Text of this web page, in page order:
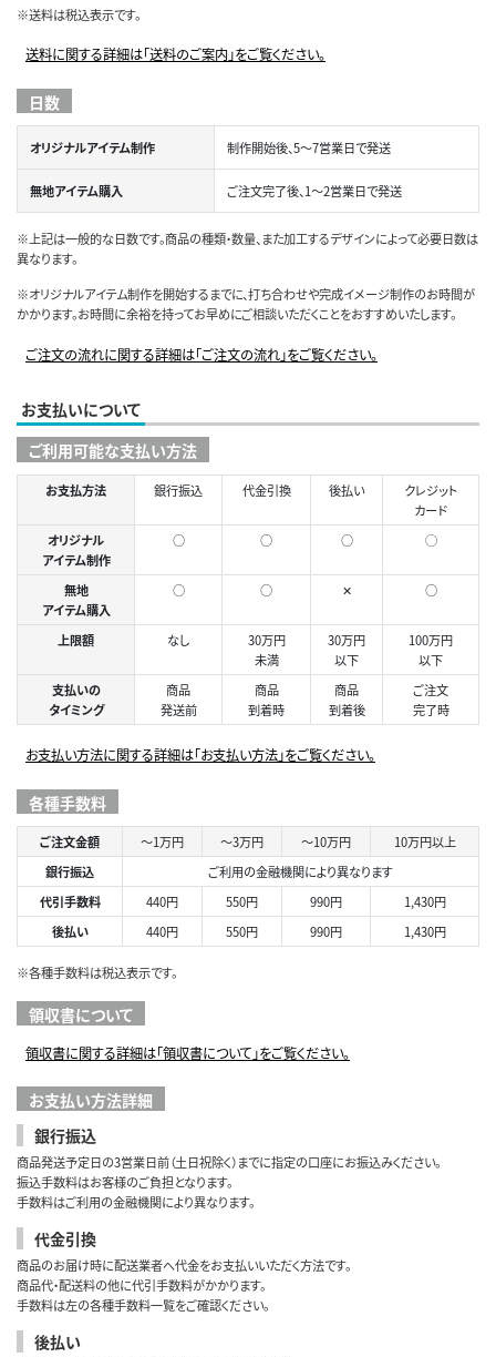
※送料は税込表示です。
送料に関する詳細は「送料のご案内」をご覧ください。
日数
オリジナルアイテム制作 制作開始後、5～7営業日で発送
無地アイテム購入 ご注文完了後、1～2営業日で発送
※上記は一般的な日数です。商品の種類・数量、また加工するデザインによって必要日数は
異なります。
※オリジナルアイテム制作を開始するまでに、打ち合わせや完成イメージ制作のお時間が
かかります。お時間に余裕を持ってお早めにご相談いただくことをおすすめいたします。
ご注文の流れに関する詳細は「ご注文の流れ」をご覧ください。
お支払いについて
ご利用可能な支払い方法
お支払方法 銀行振込 代金引換 後払い
クレジット
カード
オリジナル
アイテム制作
○ ○ ○ ◯
無地
アイテム購入
○ ○ ✕ ○
上限額 なし
30万円
未満
30万円
以下
100万円
以下
支払いの
タイミング
商品
発送前
商品
到着時
商品
到着後
ご注文
完了時
お支払い方法に関する詳細は「お支払い方法」をご覧ください。
各種手数料
ご注文金額 ～1万円 ～3万円 ～10万円
10万円以上
銀行振込
ご利用の金融機関により異なります
代引手数料
440円 550円 990円
1,430円
後払い
440円 550円 990円 1,430円
※各種手数料は税込表示です。
領収書について
領収書に関する詳細は「領収書について」をご覧ください。
お支払い方法詳細
銀行振込
商品発送予定日の3営業日前（土日祝除く）までに指定の口座にお振込みください。
振込手数料はお客様のご負担となります。
手数料はご利用の金融機関により異なります。
代金引換
商品のお届け時に配送業者へ代金をお支払いいただく方法です。
商品代・配送料の他に代引手数料がかかります。
手数料は左の各種手数料一覧をご確認ください。
後払い